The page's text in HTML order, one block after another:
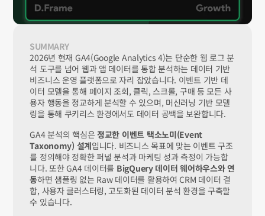
SUMMARY
2026년 현재 GA4(Google Analytics 4)는 단순한 웹 로그 분
석 도구를 넘어 웹과 앱 데이터를 통합 분석하는 데이터 기반
비즈니스 운영 플랫폼으로 자리 잡았습니다. 이벤트 기반 데
이터 모델을 통해 페이지 조회, 클릭, 스크롤, 구매 등 모든 사
용자 행동을 정교하게 분석할 수 있으며, 머신러닝 기반 모델
링을 통해 쿠키리스 환경에서도 데이터 공백을 보완합니다.
GA4 분석의 핵심은 정교한 이벤트 택소노미(Event
Taxonomy) 설계입니다. 비즈니스 목표에 맞는 이벤트 구조
를 정의해야 정확한 퍼널 분석과 마케팅 성과 측정이 가능합
니다. 또한 GA4 데이터를 BigQuery 데이터 웨어하우스와 연
동하면 샘플링 없는 Raw 데이터를 활용하여 CRM 데이터 결
합, 사용자 클러스터링, 고도화된 데이터 분석 환경을 구축할
수 있습니다.